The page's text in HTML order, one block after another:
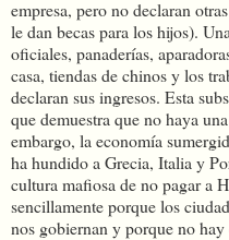
empresa, pero no declaran
le dan becas para los hijos).
oficiales, panaderías,
casa, tiendas de chinos y los
declaran sus ingresos. Esta
que demuestra que no haya
embargo, la economía
ha hundido a Grecia, Italia y
cultura mafiosa de no pagar a
sencillamente porque los
nos gobiernan y porque no hay